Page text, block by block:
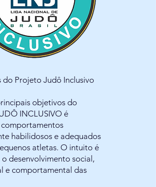
Projeto Judô Inclusivo
objetivos do
INCLUSIVO é
habilidosos e adequados
atletas. O intuito é
desenvolvimento social,
e comportamental das